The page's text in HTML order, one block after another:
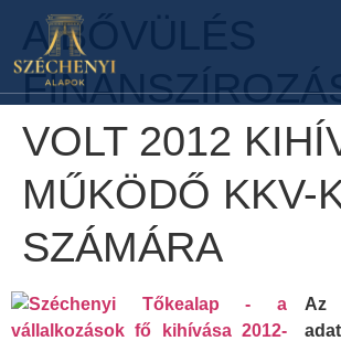
A BŐVÜLÉS
VOLT 2012
MŰKÖDŐ KKV-
SZÁMÁRA